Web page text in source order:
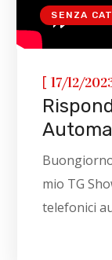
SENZA
[17/12/
mio TG
telefonici